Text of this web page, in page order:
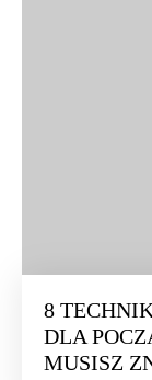
8
DLA
MUSISZ